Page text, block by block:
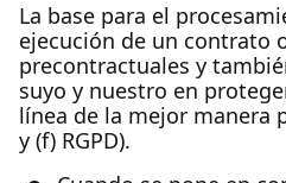
La base para el
ejecución de un contrato
precontractuales y
suyo y nuestro en
línea de la mejor manera
y (f) RGPD).